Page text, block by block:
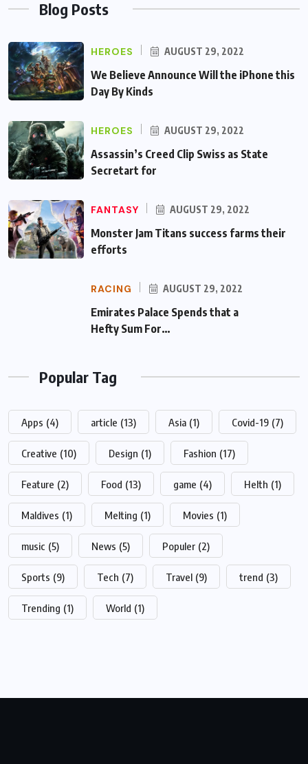
Blog Posts
HEROES AUGUST 29, 2022
We Believe Announce Will the iPhone this
Day By Kinds
HEROES AUGUST 29, 2022
Assassin’s Creed Clip Swiss as State
Secretart for
FANTASY AUGUST 29, 2022
Monster Jam Titans success farms their
efforts
RACING AUGUST 29, 2022
Emirates Palace Spends that a Hefty Sum
For…
Popular Tag
Apps (4) article (13) Asia (1) Covid-19 (7)
Creative (10) Design (1) Fashion (17)
Feature (2) Food (13) game (4) Helth (1)
Maldives (1) Melting (1) Movies (1)
music (5) News (5) Populer (2)
Sports (9) Tech (7) Travel (9) trend (3)
Trending (1) World (1)